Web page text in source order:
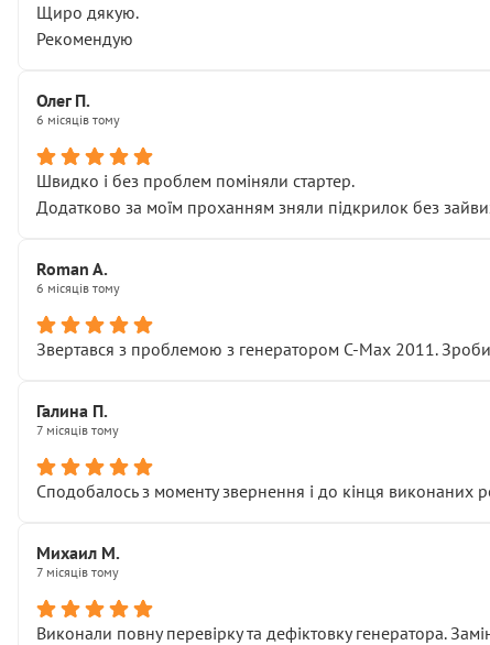
Щиро дякую.
Рекомендую
Олег П.
6 місяців тому
Швидко і без проблем поміняли стартер.
Додатково за моїм проханням зняли підкрилок без
Roman A.
6 місяців тому
Звертався з проблемою з генератором C-Max 2011.
Галина П.
7 місяців тому
Сподобалось з моменту звернення і до кінця виконаних
Михаил М.
7 місяців тому
Виконали повну перевірку та дефіктовку генератора.